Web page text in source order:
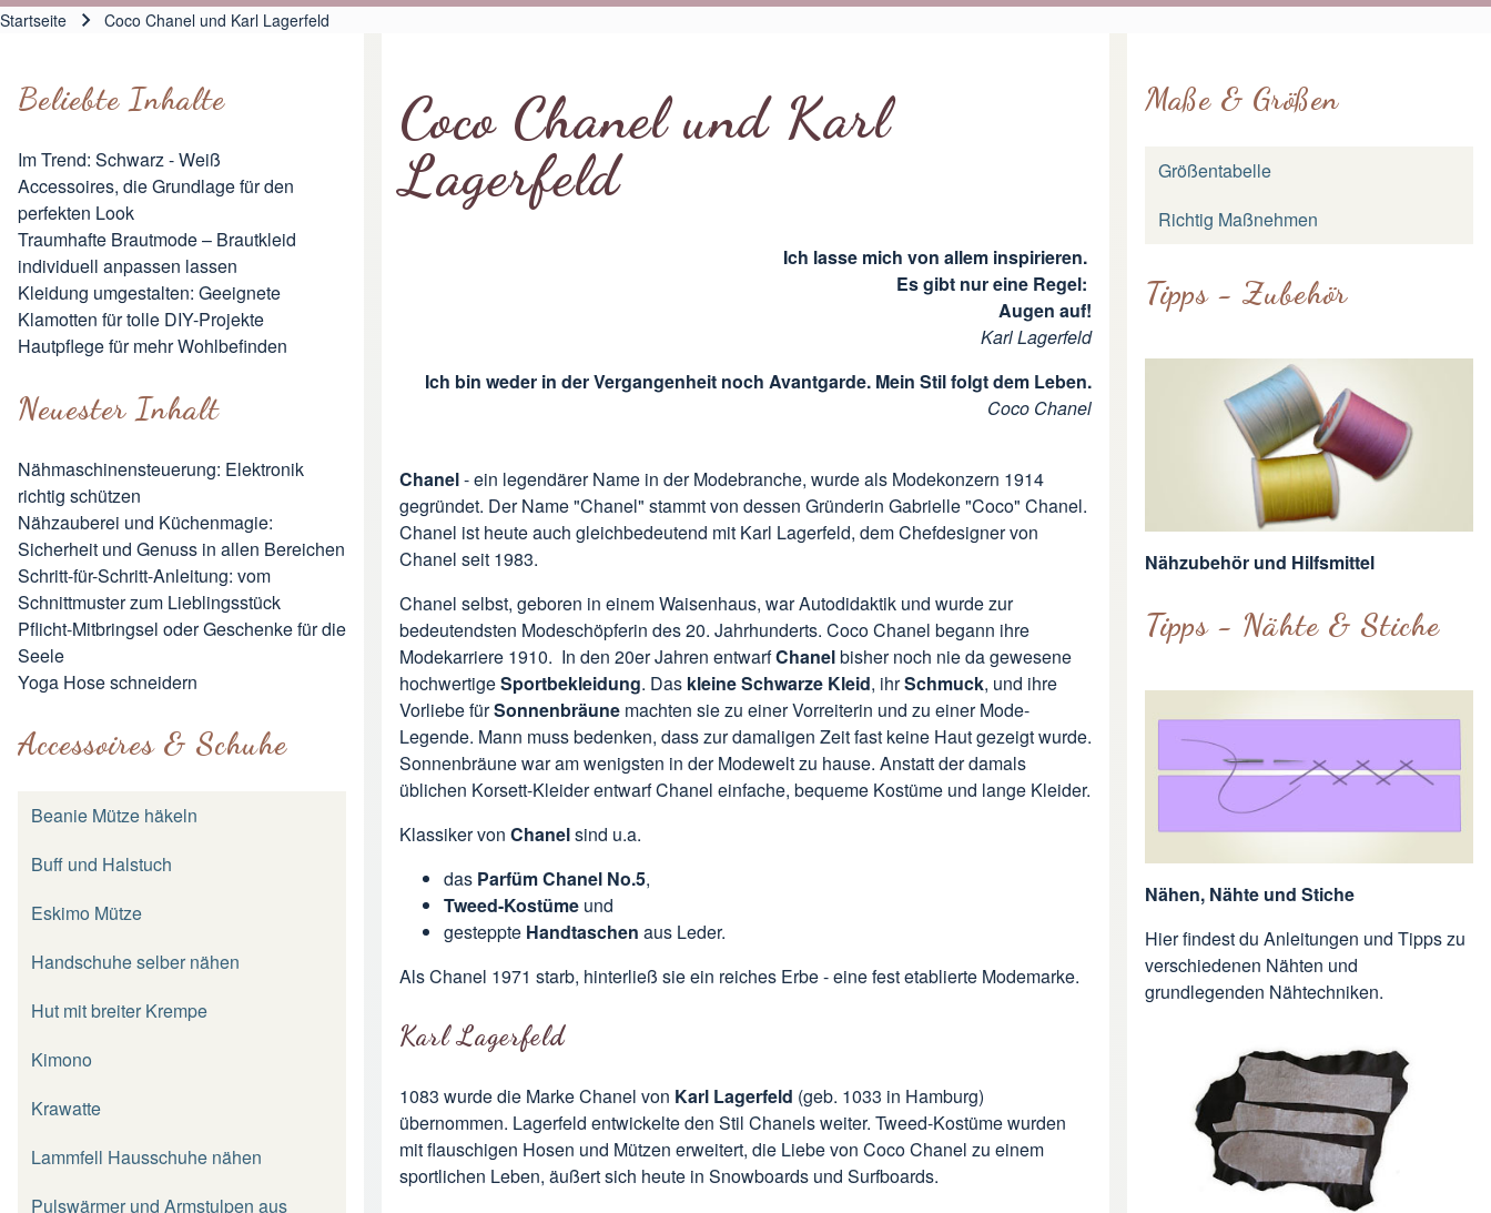
Startseite Coco Chanel und Karl Lagerfeld
Beliebte Inhalte
Im Trend: Schwarz - Weiß
Accessoires, die Grundlage für den
perfekten Look
Traumhafte Brautmode – Brautkleid
individuell anpassen lassen
Kleidung umgestalten: Geeignete
Klamotten für tolle DIY-Projekte
Hautpflege für mehr Wohlbefinden
Neuester Inhalt
Nähmaschinensteuerung: Elektronik
richtig schützen
Nähzauberei und Küchenmagie:
Sicherheit und Genuss in allen Bereichen
Schritt-für-Schritt-Anleitung: vom
Schnittmuster zum Lieblingsstück
Pflicht-Mitbringsel oder Geschenke für die
Seele
Yoga Hose schneidern
Accessoires & Schuhe
Beanie Mütze häkeln
Buff und Halstuch
Eskimo Mütze
Handschuhe selber nähen
Hut mit breiter Krempe
Kimono
Krawatte
Lammfell Hausschuhe nähen
Pulswärmer und Armstulpen aus
Coco Chanel und Karl
Lagerfeld
Ich lasse mich von allem inspirieren.
Es gibt nur eine Regel:
Augen auf!
Karl Lagerfeld
Ich bin weder in der Vergangenheit noch Avantgarde. Mein Stil folgt dem Leben.
Coco Chanel
Chanel- ein legendärer Name in der Modebranche, wurde als Modekonzern 1914
gegründet. Der Name "Chanel" stammt von dessen Gründerin Gabrielle "Coco" Chanel.
Chanel ist heute auch gleichbedeutend mit Karl Lagerfeld, dem Chefdesigner von
Chanel seit 1983.
Chanel selbst, geboren in einem Waisenhaus, war Autodidaktik und wurde zur
bedeutendsten Modeschöpferin des 20. Jahrhunderts. Coco Chanel begann ihre
Modekarriere 1910. In den 20er Jahren entwarfChanelbisher noch nie da gewesene
hochwertigeSportbekleidung. Das kleine Schwarze Kleid, ihrSchmuck, und ihre
Vorliebe fürSonnenbräune machten sie zu einer Vorreiterin und zu einer Mode-
Legende. Mann muss bedenken, dass zur damaligen Zeit fast keine Haut gezeigt wurde.
Sonnenbräune war am wenigsten in der Modewelt zu hause. Anstatt der damals
üblichen Korsett-Kleider entwarf Chanel einfache, bequeme Kostüme und lange Kleider.
Klassiker von Chanelsind u.a.
das Parfüm Chanel No.5,
Tweed-Kostüme und
gesteppte Handtaschen aus Leder.
Als Chanel 1971 starb, hinterließ sie ein reiches Erbe - eine fest etablierte Modemarke.
Karl Lagerfeld
1083 wurde die Marke Chanel von Karl Lagerfeld (geb. 1033 in Hamburg)
übernommen. Lagerfeld entwickelte den Stil Chanels weiter. Tweed-Kostüme wurden
mit flauschigen Hosen und Mützen erweitert, die Liebe von Coco Chanel zu einem
sportlichen Leben, äußert sich heute in Snowboards und Surfboards.
Maße & Größen
Größentabelle
Richtig Maßnehmen
Tipps - Zubehör
Nähzubehör und Hilfsmittel
Tipps - Nähte & Stiche
Nähen, Nähte und Stiche
Hier findest du Anleitungen und Tipps zu
verschiedenen Nähten und
grundlegenden Nähtechniken.